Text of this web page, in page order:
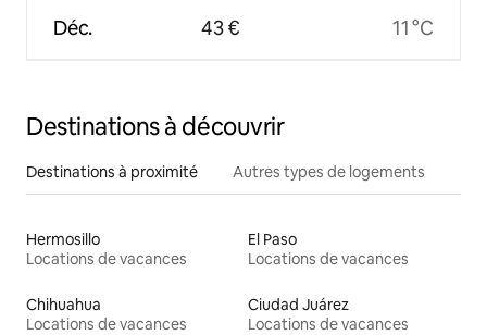
Déc. 43 € 11 °C
Destinations à découvrir
Destinations à proximité Autres types de logements
Hermosillo
Locations de vacances
El Paso
Locations de vacances
Chihuahua
Locations de vacances
Ciudad Juárez
Locations de vacances